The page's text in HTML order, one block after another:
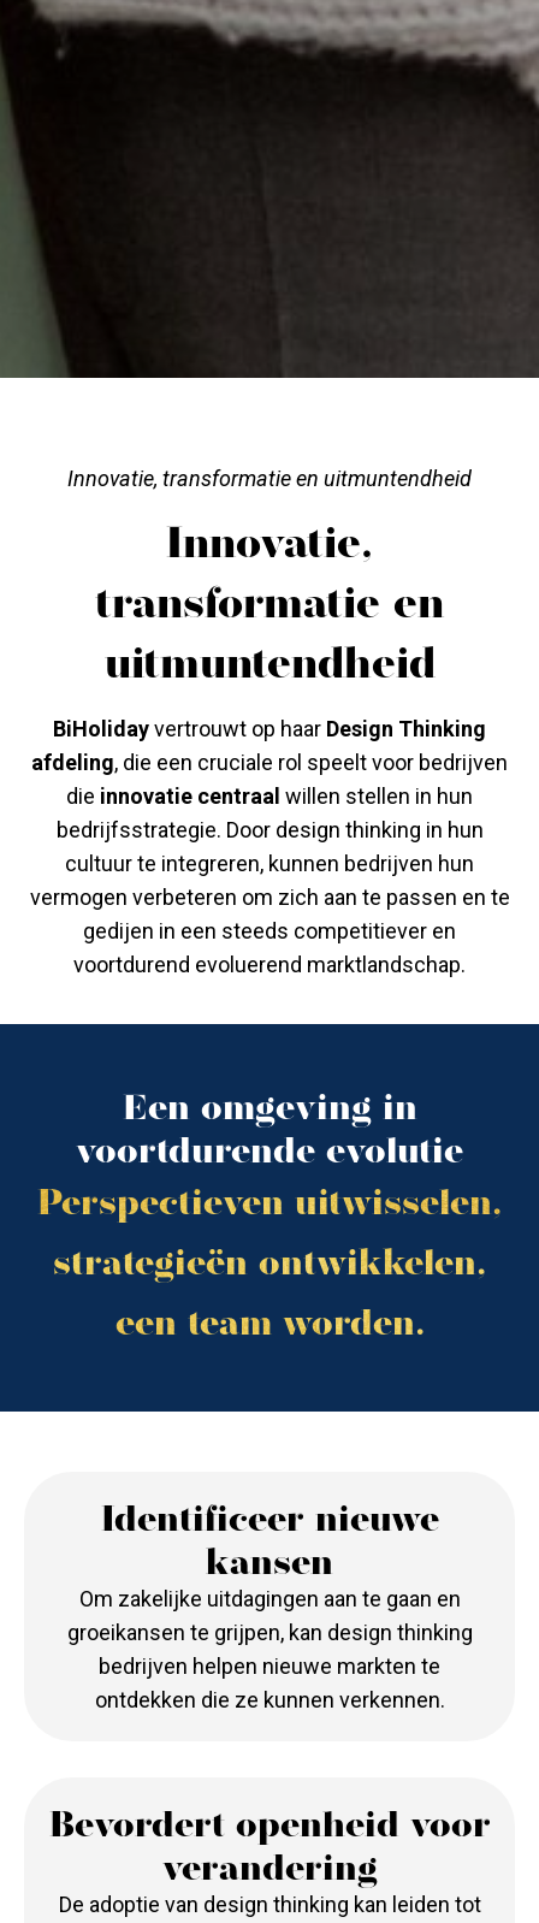
Innovatie, transformatie en uitmuntendheid
Innovatie,
transformatie en
uitmuntendheid
BiHolidayvertrouwt op haar Design Thinking
afdeling, die een cruciale rol speelt voor bedrijven
die innovatie centraal willen stellen in hun
bedrijfsstrategie. Door design thinking in hun
cultuur te integreren, kunnen bedrijven hun
vermogen verbeteren om zich aan te passen en te
gedijen in een steeds competitiever en
voortdurend evoluerend marktlandschap.
Een omgeving in
voortdurende evolutie
Perspectieven uitwisselen,
strategieën ontwikkelen,
een team worden.
Identificeer nieuwe
kansen
Om zakelijke uitdagingen aan te gaan en
groeikansen te grijpen, kan design thinking
bedrijven helpen nieuwe markten te
ontdekken die ze kunnen verkennen.
Bevordert openheid voor
verandering
De adoptie van design thinking kan leiden tot